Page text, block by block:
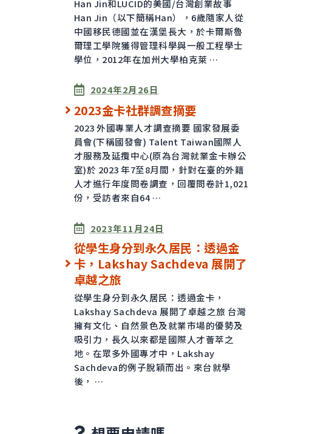
Han Jin和LUCID的美國/台灣創業故事
Han Jin（以下簡稱Han），6歲隨家人從
中國移民德國並在漢堡長大，於卡爾斯魯
爾理工學院獲得管理科學與一般工程學士
學位，2012年在加州大學柏克萊 …
已發表2024年2月26日
2023金卡社群調查摘要
2023 外國專業人才調查摘要 國家發展委
員會(下稱國發會) Talent Taiwan國際人
才服務及延攬中心(原為台灣就業金卡辦公
室)於 2023 年7至8月間，針對在臺的外籍
人才進行年度問卷調查，回覆問卷計1,021
份，受訪者來自64 …
已發表2023年11月24日
從學生身分到永久居民：透過金
卡，Lakshay Sachdeva 展開了
卓越之旅
從學生身分到永久居民：透過金卡，
Lakshay Sachdeva 展開了卓越之旅 台灣
擁有文化、自然景色及就業市場的優勢及
吸引力，長久以來都是國際人才薈萃之
地。在眾多外國專才中，Lakshay
Sachdeva的例子脫穎而出。來台就學
後， …